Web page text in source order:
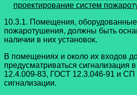
проектирование систем
10.3.1. Помещения, оборудованные
пожаротушения, должны быть
наличии в них установок.
В помещениях и около их входов
предусматриваться сигнализация
12.4.009-83, ГОСТ 12.3.046-91 и
сигнализации.